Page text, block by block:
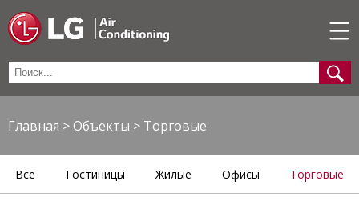
Главная >Объекты > Торговые
Все Гостиницы Жилые Офисы Торговые